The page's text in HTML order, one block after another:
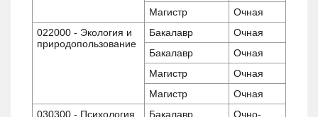
Магистр
Очная
022000 - Экология и
природопользование
Бакалавр
Очная
Бакалавр
Очная
Магистр
Очная
Магистр
Очная
030300 - Психология
Бакалавр
Очно-